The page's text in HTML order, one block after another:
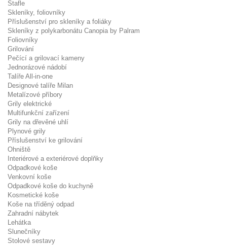
Štafle
Skleníky, foliovníky
Příslušenství pro skleníky a foliáky
Skleníky z polykarbonátu Canopia by Palram
Foliovníky
Grilování
Pečící a grilovací kameny
Jednorázové nádobí
Talíře All-in-one
Designové talíře Milan
Metalízové příbory
Grily elektrické
Multifunkční zařízení
Grily na dřevěné uhlí
Plynové grily
Příslušenství ke grilování
Ohniště
Interiérové a exteriérové doplňky
Odpadkové koše
Venkovní koše
Odpadkové koše do kuchyně
Kosmetické koše
Koše na tříděný odpad
Zahradní nábytek
Lehátka
Slunečníky
Stolové sestavy